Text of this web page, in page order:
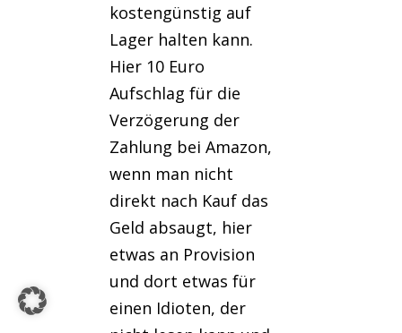
kostengünstig auf
Lager halten kann.
Hier 10 Euro
Aufschlag für die
Verzögerung der
Zahlung bei Amazon,
wenn man nicht
direkt nach Kauf das
Geld absaugt, hier
etwas an Provision
und dort etwas für
einen Idioten, der